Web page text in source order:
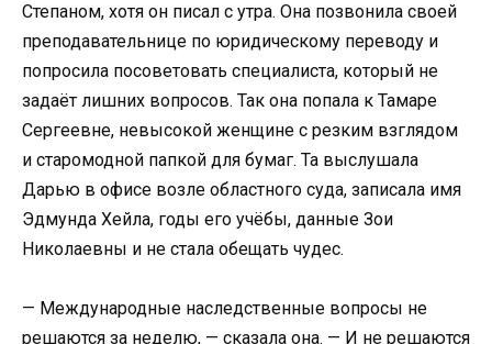
Степаном, хотя он писал с утра. Она позвонила своей
преподавательнице по юридическому переводу и
попросила посоветовать специалиста, который не
задаёт лишних вопросов. Так она попала к Тамаре
Сергеевне, невысокой женщине с резким взглядом
и старомодной папкой для бумаг. Та выслушала
Дарью в офисе возле областного суда, записала имя
Эдмунда Хейла, годы его учёбы, данные Зои
Николаевны и не стала обещать чудес.
— Международные наследственные вопросы не
решаются за неделю, — сказала она. — И не решаются